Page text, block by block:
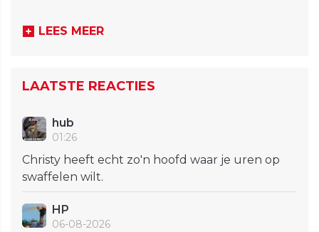
LEES MEER
LAATSTE REACTIES
hub
01:26
Christy heeft echt zo'n hoofd waar je uren op
swaffelen wilt.
HP
06-08-2026